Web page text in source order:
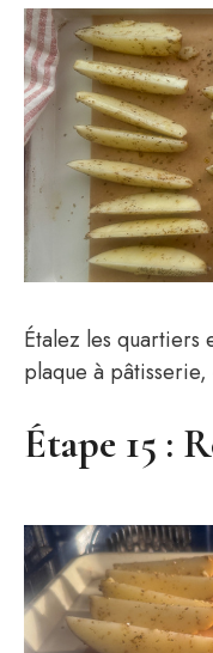
Étalez les quartiers
plaque à
Étape 15 :